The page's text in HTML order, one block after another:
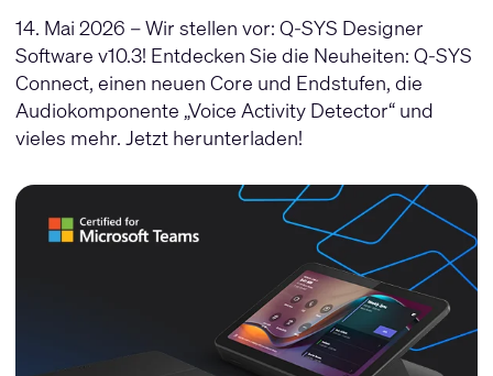
14. Mai 2026 – Wir stellen vor: Q-SYS Designer
Software v10.3! Entdecken Sie die Neuheiten: Q-SYS
Connect, einen neuen Core und Endstufen, die
Audiokomponente „Voice Activity Detector“ und
vieles mehr. Jetzt herunterladen!